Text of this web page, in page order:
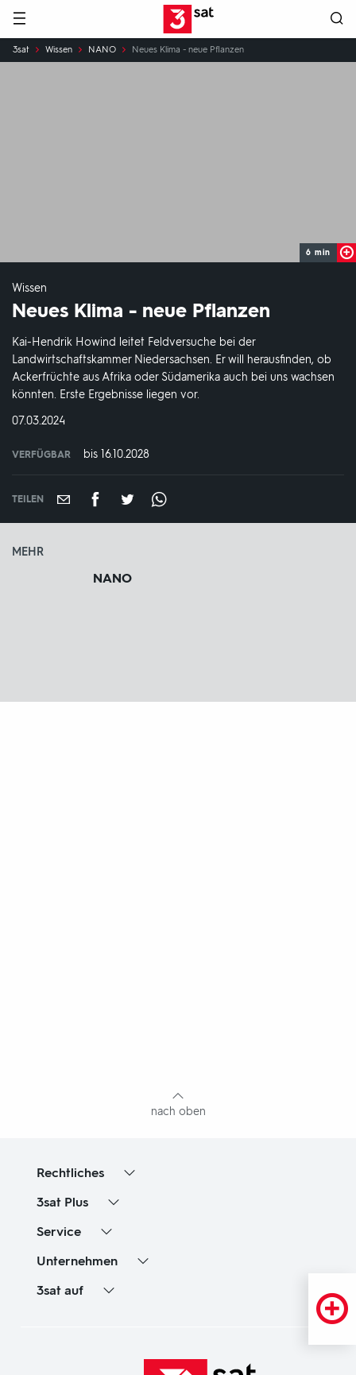
Hauptnavigation 3SAT
Sie
sind
3sat Wissen NANO Neues Klima - neue Pflanzen
6 min
Wissen
Neues Klima - neue Pflanzen
Kai-Hendrik Howind leitet Feldversuche bei der
Landwirtschaftskammer Niedersachsen. Er will herausfinden, ob
Ackerfrüchte aus Afrika oder Südamerika auch bei uns wachsen
könnten. Erste Ergebnisse liegen vor.
DATUM:
07.03.2024
VERFÜGBAR bis 16.10.2028
TEILEN
MEHR
NANO
nach oben
Rechtliches
3sat Plus
Service
Unternehmen
3sat auf